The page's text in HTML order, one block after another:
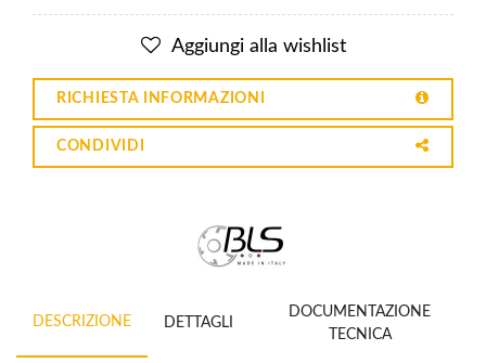
Aggiungi alla wishlist
RICHIESTA INFORMAZIONI
CONDIVIDI
DESCRIZIONE DETTAGLI
DOCUMENTAZIONE
TECNICA